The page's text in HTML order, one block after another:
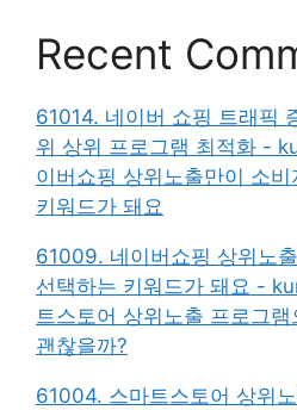
Recent
61014. 네이버 쇼핑 트래픽
위 상위 프로그램 최적화 -
이버쇼핑 상위노출만이 소
키워드가 돼요
61009. 네이버쇼핑 상위노
선택하는 키워드가 돼요 -
트스토어 상위노출 프로그
괜찮을까?
61004. 스마트스토어 상위